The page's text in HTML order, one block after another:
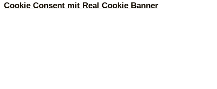
Cookie Consent mit Real Cookie Banner